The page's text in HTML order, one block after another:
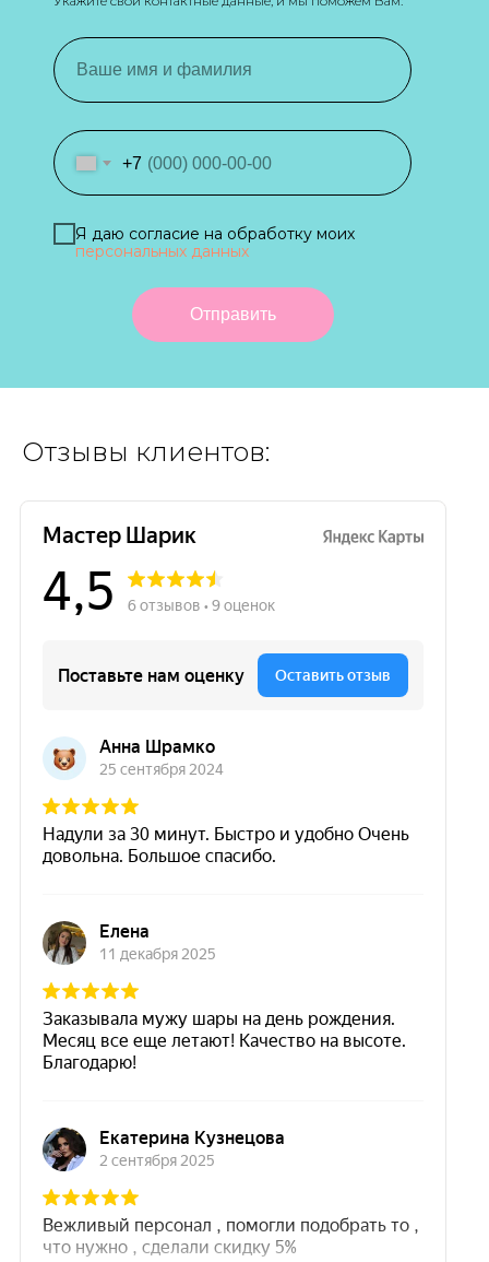
+7
Я даю согласие на обработку моих
персональных данных
Отправить
Отзывы клиентов: